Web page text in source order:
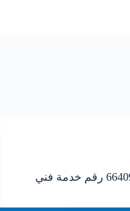
معلم كهربائي النسيم 66409555 رقم خدمة فني